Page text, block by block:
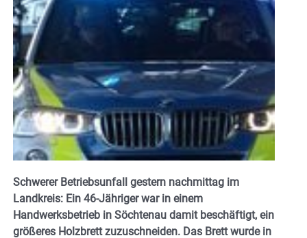
Schwerer Betriebsunfall gestern nachmittag im
Landkreis: Ein 46-Jähriger war in einem
Handwerksbetrieb in Söchtenau damit beschäftigt, ein
größeres Holzbrett zuzuschneiden. Das Brett wurde in